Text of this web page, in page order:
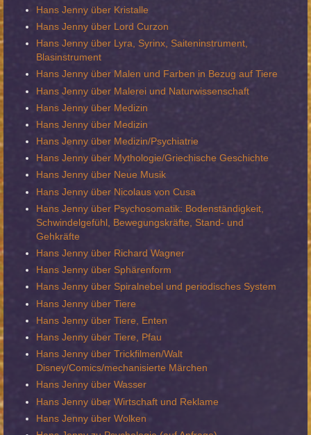
Hans Jenny über Kristalle
Hans Jenny über Lord Curzon
Hans Jenny über Lyra, Syrinx, Saiteninstrument,
Blasinstrument
Hans Jenny über Malen und Farben in Bezug auf Tiere
Hans Jenny über Malerei und Naturwissenschaft
Hans Jenny über Medizin
Hans Jenny über Medizin
Hans Jenny über Medizin/Psychiatrie
Hans Jenny über Mythologie/Griechische Geschichte
Hans Jenny über Neue Musik
Hans Jenny über Nicolaus von Cusa
Hans Jenny über Psychosomatik: Bodenständigkeit,
Schwindelgefühl, Bewegungskräfte, Stand- und
Gehkräfte
Hans Jenny über Richard Wagner
Hans Jenny über Sphärenform
Hans Jenny über Spiralnebel und periodisches System
Hans Jenny über Tiere
Hans Jenny über Tiere, Enten
Hans Jenny über Tiere, Pfau
Hans Jenny über Trickfilmen/Walt
Disney/Comics/mechanisierte Märchen
Hans Jenny über Wasser
Hans Jenny über Wirtschaft und Reklame
Hans Jenny über Wolken